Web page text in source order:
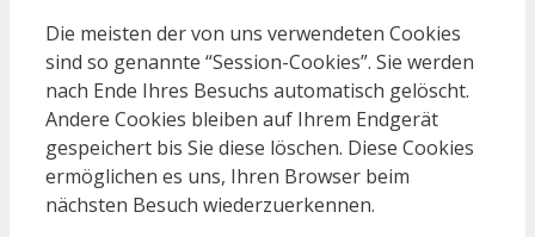
Die meisten der von uns verwendeten Cookies
sind so genannte “Session-Cookies”. Sie werden
nach Ende Ihres Besuchs automatisch gelöscht.
Andere Cookies bleiben auf Ihrem Endgerät
gespeichert bis Sie diese löschen. Diese Cookies
ermöglichen es uns, Ihren Browser beim
nächsten Besuch wiederzuerkennen.